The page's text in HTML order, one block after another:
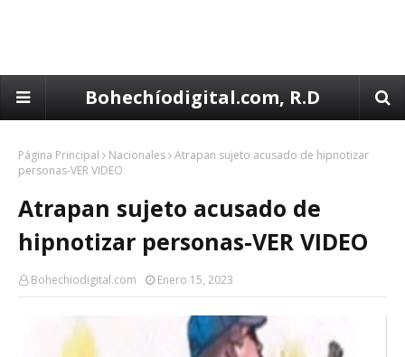
Bohechíodigital.com, R.D
Página Principal Nacionales Atrapan sujeto acusado de hipnotizar
personas-VER VIDEO
Atrapan sujeto acusado de
hipnotizar personas-VER VIDEO
Bohechiodigital.com Enero 15, 2023